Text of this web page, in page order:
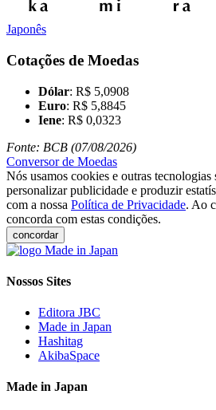
Japonês
Cotações de Moedas
Dólar: R$ 5,0908
Euro: R$ 5,8845
Iene: R$ 0,0323
Fonte: BCB (07/08/2026)
Conversor de Moedas
Nós usamos cookies e outras tecnologias
personalizar publicidade e produzir
com a nossa Política de Privacidade. Ao
concorda com estas condições.
concordar
Nossos Sites
Editora JBC
Made in Japan
Hashitag
AkibaSpace
Made in Japan